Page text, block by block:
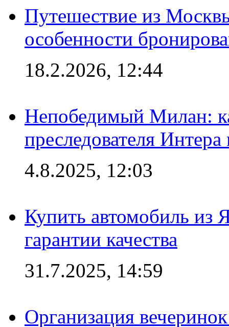
Путешествие из
особенности
18.2.2026, 12:44
Непобедимый Милан:
преследователя
4.8.2025, 12:03
Купить автомобиль из
гарантии качества
31.7.2025, 14:59
Организация